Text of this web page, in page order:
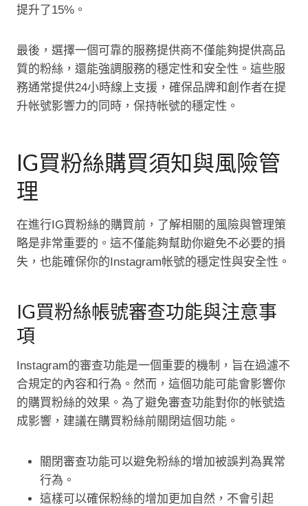
提升了15%。
最後，選擇一個可靠的服務提供商不僅能夠提供高品
質的粉絲，還能強調服務的穩定性和安全性。這些服
務通常提供24小時線上支援，確保品牌和創作者在提
升帐號影響力的同時，保持帐號的穩定性。
IG買粉絲購買須知與風險管
理
在進行IG買粉絲的購買前，了解相關的風險與管理策
略是非常重要的。這不僅能夠幫助你避免不必要的損
失，也能確保你的Instagram帐號的穩定性與安全性。
IG買粉絲帳號審查功能與注意事
項
Instagram的審查功能是一個重要的機制，旨在過濾不
合規定的內容和行為。然而，這個功能可能會影響你
的購買粉絲的效果。為了避免審查功能對你的帐號造
成影響，建議在購買粉絲前關閉這個功能。
關閉審查功能可以避免粉絲的增加被誤判為異常
行為。
這樣可以確保粉絲的增加更加自然，不會引起